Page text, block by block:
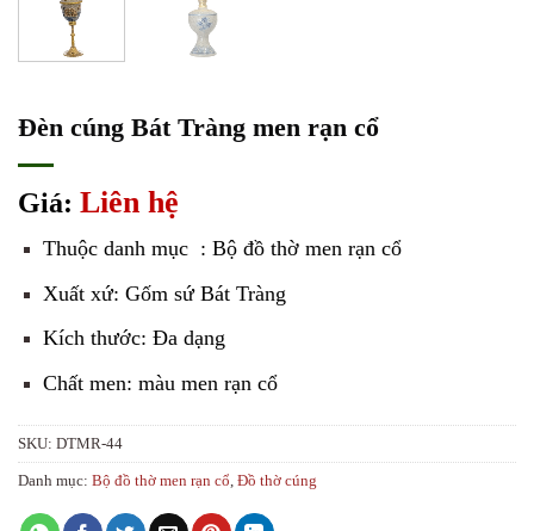
Đèn cúng Bát Tràng men rạn cổ
Giá: Liên hệ
Thuộc danh mục : Bộ đồ thờ men rạn cổ
Xuất xứ: Gốm sứ Bát Tràng
Kích thước: Đa dạng
Chất men: màu men rạn cổ
SKU: DTMR-44
Danh mục: Bộ đồ thờ men rạn cổ Đồ thờ cúng